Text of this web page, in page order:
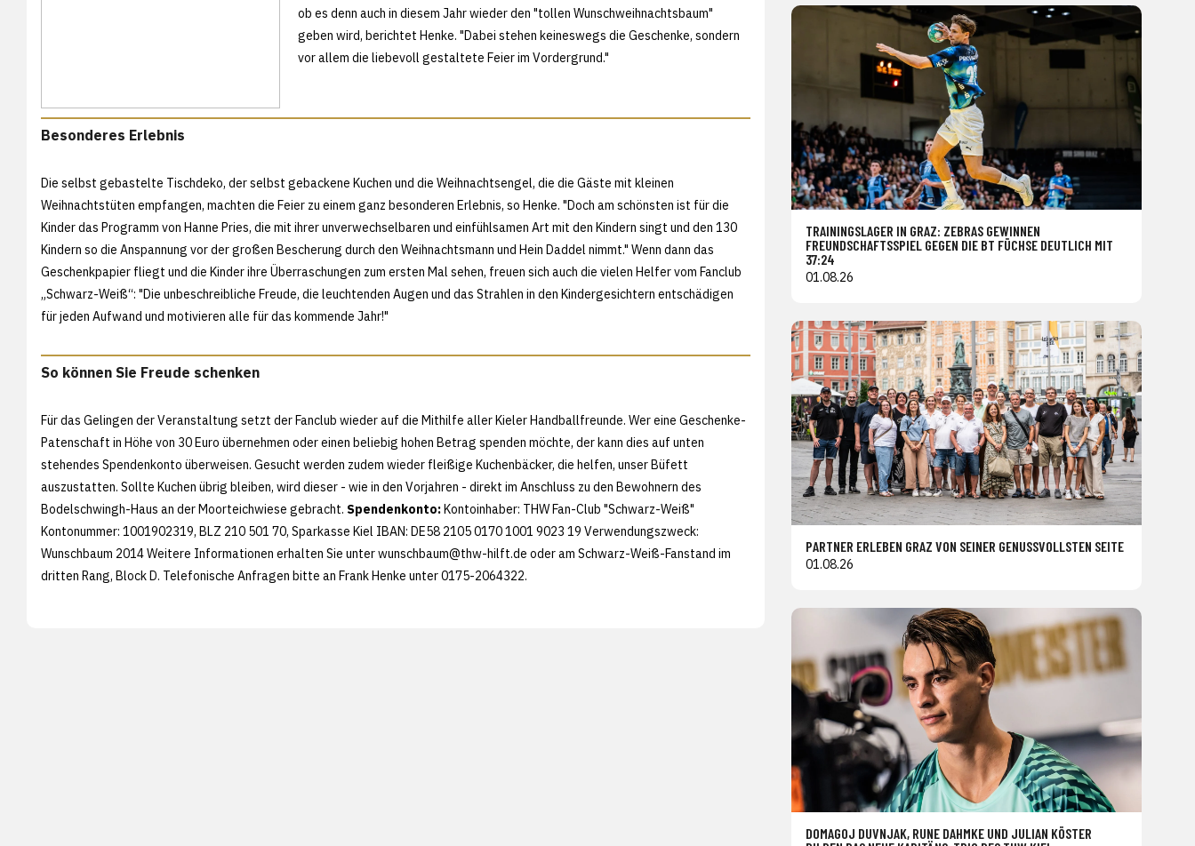
ob es denn auch in diesem Jahr wieder den "tollen Wunschweihnachtsbaum"
geben wird, berichtet Henke. "Dabei stehen keineswegs die Geschenke, sondern
vor allem die liebevoll gestaltete Feier im Vordergrund."
Besonderes Erlebnis
Die selbst gebastelte Tischdeko, der selbst gebackene Kuchen und die Weihnachtsengel, die die Gäste mit kleinen
Weihnachtstüten empfangen, machten die Feier zu einem ganz besonderen Erlebnis, so Henke. "Doch am schönsten ist für die
Kinder das Programm von Hanne Pries, die mit ihrer unverwechselbaren und einfühlsamen Art mit den Kindern singt und den 130
Kindern so die Anspannung vor der großen Bescherung durch den Weihnachtsmann und Hein Daddel nimmt." Wenn dann das
Geschenkpapier fliegt und die Kinder ihre Überraschungen zum ersten Mal sehen, freuen sich auch die vielen Helfer vom Fanclub
„Schwarz-Weiß“: "Die unbeschreibliche Freude, die leuchtenden Augen und das Strahlen in den Kindergesichtern entschädigen
für jeden Aufwand und motivieren alle für das kommende Jahr!"
So können Sie Freude schenken
Für das Gelingen der Veranstaltung setzt der Fanclub wieder auf die Mithilfe aller Kieler Handballfreunde. Wer eine Geschenke-
Patenschaft in Höhe von 30 Euro übernehmen oder einen beliebig hohen Betrag spenden möchte, der kann dies auf unten
stehendes Spendenkonto überweisen. Gesucht werden zudem wieder fleißige Kuchenbäcker, die helfen, unser Büfett
auszustatten. Sollte Kuchen übrig bleiben, wird dieser - wie in den Vorjahren - direkt im Anschluss zu den Bewohnern des
Bodelschwingh-Haus an der Moorteichwiese gebracht. Spendenkonto:Kontoinhaber: THW Fan-Club "Schwarz-Weiß"
Kontonummer: 1001902319, BLZ 210 501 70, Sparkasse Kiel IBAN: DE58 2105 0170 1001 9023 19 Verwendungszweck:
Wunschbaum 2014 Weitere Informationen erhalten Sie unterwunschbaum@thw-hilft.de oder am Schwarz-Weiß-Fanstand im
dritten Rang, Block D. Telefonische Anfragen bitte an Frank Henke unter 0175-2064322.
TRAININGSLAGER IN GRAZ: ZEBRAS GEWINNEN
FREUNDSCHAFTSSPIEL GEGEN DIE BT FÜCHSE DEUTLICH MIT
37:24
01.08.26
PARTNER ERLEBEN GRAZ VON SEINER GENUSSVOLLSTEN SEITE
01.08.26
DOMAGOJ DUVNJAK, RUNE DAHMKE UND JULIAN KÖSTER